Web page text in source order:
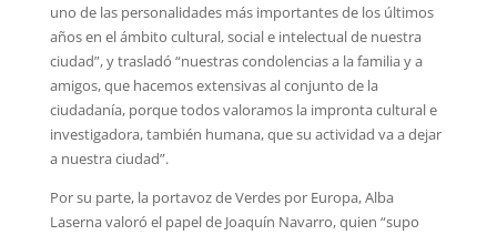
uno de las personalidades más importantes de los últimos
años en el ámbito cultural, social e intelectual de nuestra
ciudad”, y trasladó “nuestras condolencias a la familia y a
amigos, que hacemos extensivas al conjunto de la
ciudadanía, porque todos valoramos la impronta cultural e
investigadora, también humana, que su actividad va a dejar
a nuestra ciudad”.
Por su parte, la portavoz de Verdes por Europa, Alba
Laserna valoró el papel de Joaquín Navarro, quien “supo